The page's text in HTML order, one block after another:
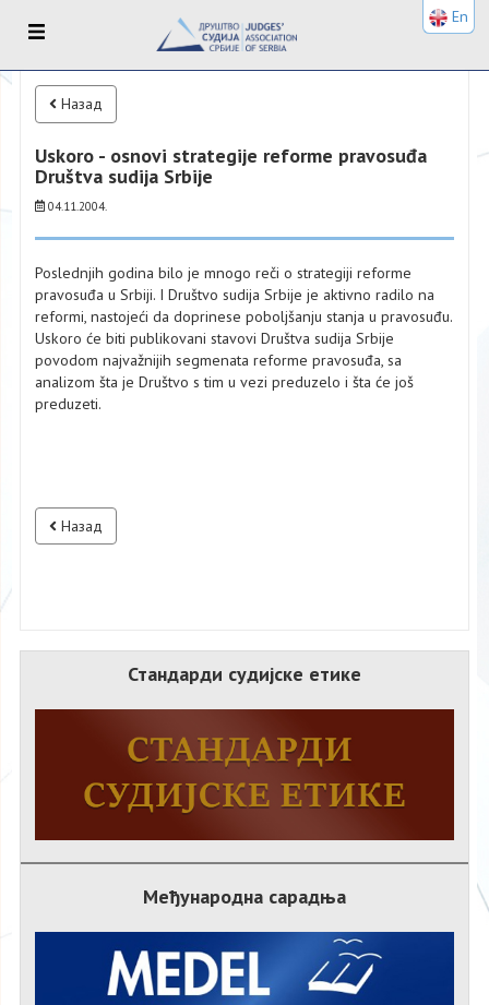
Назад
Uskoro - osnovi strategije reforme pravosuđa
Društva sudija Srbije
04.11.2004.
Poslednjih godina bilo je mnogo reči o strategiji reforme
pravosuđa u Srbiji. I Društvo sudija Srbije je aktivno radilo na
reformi, nastojeći da doprinese poboljšanju stanja u pravosuđu.
Uskoro će biti publikovani stavovi Društva sudija Srbije
povodom najvažnijih segmenata reforme pravosuđa, sa
analizom šta je Društvo s tim u vezi preduzelo i šta će još
preduzeti.
Назад
Стандарди судијске етике
Међународна сарадња
En